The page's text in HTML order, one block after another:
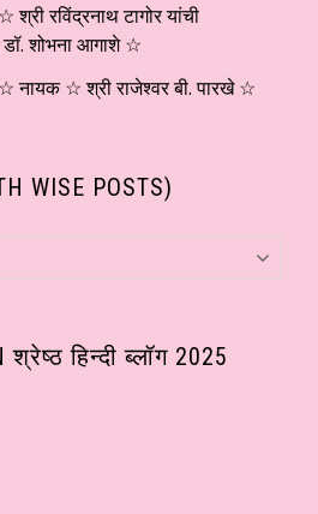
श्री रविंद्रनाथ टागोर यांची
शोभना आगाशे ☆
☆ नायक ☆ श्री राजेश्वर बी. पारखे ☆
WISE POSTS)
हिन्दी ब्लॉग 2025